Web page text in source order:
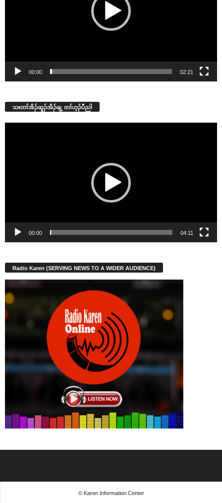
00:00 02:21
သးတၢ်အိၣ်ဆူၣ်အိၣ်ချ့ တၢ်ဟ့ၣ်ပီညါ
00:00 04:11
Radio Karen (SERVING NEWS TO A WIDER AUDIENCE)
© Karen Information Center